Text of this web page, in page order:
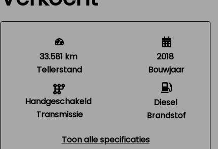
33.581 km
Tellerstand
Handgeschakeld
Transmissie
2018
Bouwjaar
Diesel
Brandstof
Toon alle specificaties